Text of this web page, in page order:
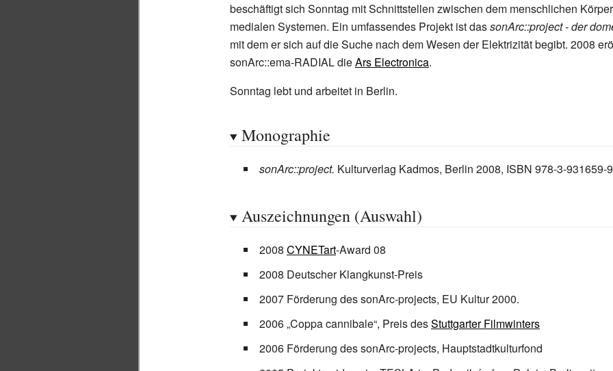
beschäftigt sich Sonntag mit Schnittstellen zwischen dem menschlichen
medialen Systemen. Ein umfassendes Projekt ist dassonArc::project - der
mit dem er sich auf die Suche nach dem Wesen der Elektrizität begibt. 2008
sonArc::ema-RADIAL dieArs Electronica.
Sonntag lebt und arbeitet in Berlin.
Monographie
sonArc::project. Kulturverlag Kadmos, Berlin 2008, ISBN 978-3-931659-
Auszeichnungen (Auswahl)
2008 CYNETart-Award 08
2008 Deutscher Klangkunst-Preis
2007 Förderung des sonArc-projects, EU Kultur 2000.
2006 „Coppa cannibale“, Preis desStuttgarter Filmwinters
2006 Förderung des sonArc-projects, Hauptstadtkulturfond